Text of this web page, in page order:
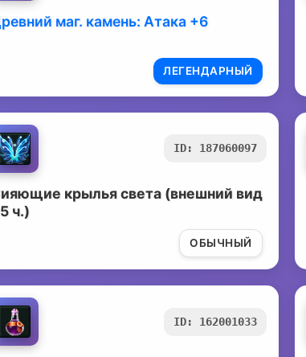
маг. камень: Атака +6
ЛЕГЕНДАРНЫЙ
ID: 187060097
крылья света (внешний вид
ч.)
ОБЫЧНЫЙ
ID: 162001033